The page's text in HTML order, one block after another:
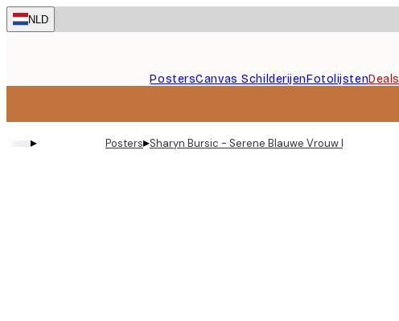
Skip
to
NLD
PostersCanvas SchilderijenFotolijstenDeals
▸ Posters▸Sharyn Bursic - Serene Blauwe Vrouw Poster